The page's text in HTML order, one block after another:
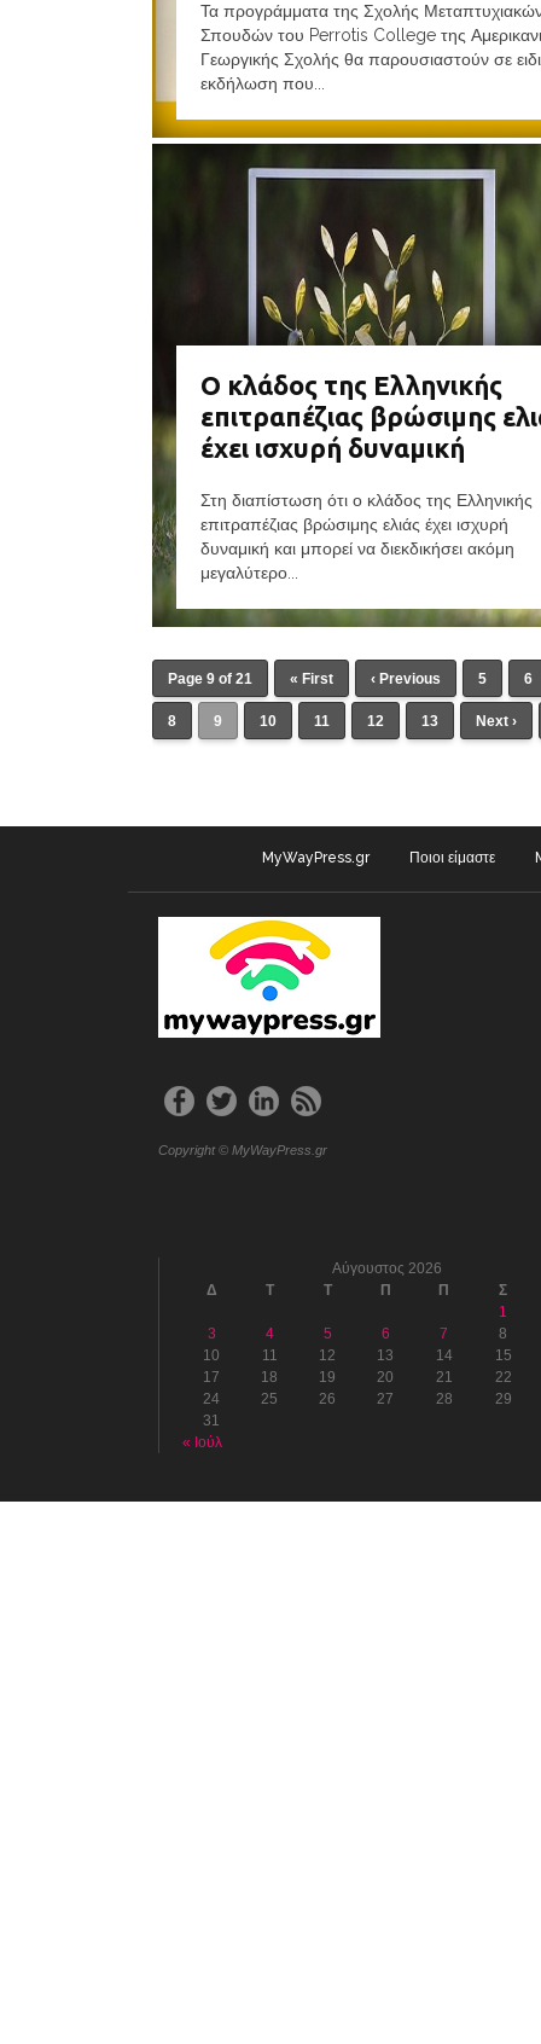
Τα προγράμματα της Σχολής
Σπουδών του Perrotis College της
Γεωργικής Σχολής θα παρουσιαστούν σε
εκδήλωση που...
Ο κλάδος της Ελληνικής
επιτραπέζιας βρώσιμης
έχει ισχυρή δυναμική
Στη διαπίστωση ότι ο κλάδος της Ελληνικής
επιτραπέζιας βρώσιμης ελιάς έχει ισχυρή
δυναμική και μπορεί να διεκδικήσει ακόμη
μεγαλύτερο...
Page 9 of 21 « First ‹ Previous 5 6
8 9 10 11 12 13 Next ›
MyWayPress.gr Ποιοι είμαστε
Copyright © MyWayPress.gr
Αύγουστος 2026
Δ
Τ Τ Π Π
Σ
1
3
4 5 6 7
8
10
11 12 13 14
15
17
18 19 20 21
22
24
25 26 27 28
29
31
« Ιούλ